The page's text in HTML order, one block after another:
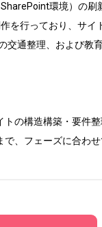
環境）の刷
を行っており、サイ
交通整理、および教
の構造構築・要件
、フェーズに合わ